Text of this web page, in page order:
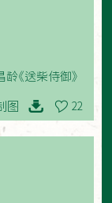
龄《送柴侍御》
图 22